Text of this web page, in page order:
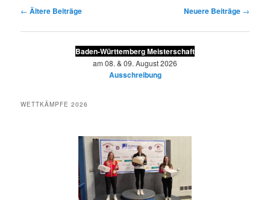
Beitragsnavigation
← Ältere Beiträge Neuere Beiträge →
Baden-Württemberg Meisterschaft
am 08. & 09. August 2026
Ausschreibung
WETTKÄMPFE 2026